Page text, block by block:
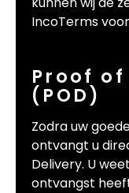
IncoTerms
Proof
(POD)
Zodra uw
ontvangt u
Delivery. U
ontvangst